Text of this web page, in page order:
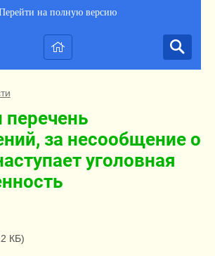
на полную версию
за несообщение о
уголовная
КБ)